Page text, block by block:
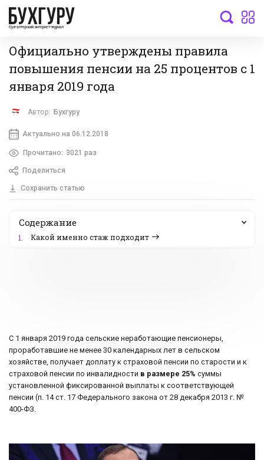
бухгалтерский интернет-журнал
Официально утверждены правила
повышения пенсии на 25 процентов с 1
января 2019 года
Автор: Бухгуру
Актуально на 06.12.2018
Прочитано: 3021 раз
Поделиться
Сохранить статью
Содержание
1. Какой именно стаж подходит
C 1 января 2019 года сельские неработающие пенсионеры,
проработавшие не менее 30 календарных лет в сельском
хозяйстве, получает доплату к страховой пенсии по старости и к
страховой пенсии по инвалидности в размере 25% суммы
установленной фиксированной выплаты к соответствующей
пенсии (п. 14 ст. 17 Федерального закона от 28 декабря 2013 г. №
400-ФЗ.